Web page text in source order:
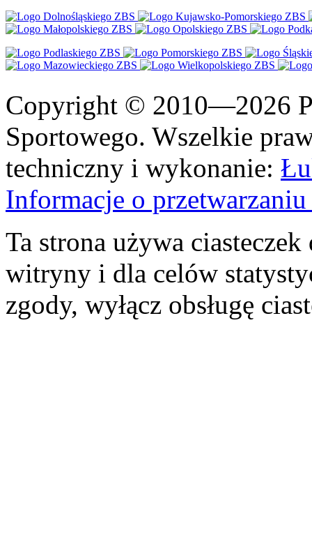
Copyright © 2010—2026
Sportowego. Wszelkie
techniczny i wykonanie:
Informacje o
Ta strona używa
witryny i dla celów
zgody, wyłącz obsługę